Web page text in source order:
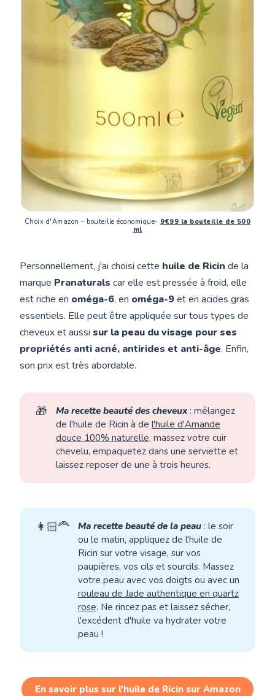
Choix d'Amazon - bouteille économique- 9€99 la bouteille de 500
ml
Personnellement, j'ai choisi cette huile de Ricinde la
marque Pranaturalscar elle est pressée à froid, elle
est riche en oméga-6, en oméga-9et en acides gras
essentiels. Elle peut être appliquée sur tous types de
cheveux et aussi sur la peau du visage pour ses
propriétés anti acné, antirides et anti-âge. Enfin,
son prix est très abordable.
🎁 Ma recette beauté des cheveux: mélangez
de l'huile de Ricin à de l'huile d'Amande
douce 100% naturelle, massez votre cuir
chevelu, empaquetez dans une serviette et
laissez reposer de une à trois heures.
👩🏻‍🦰 Ma recette beauté de la peau: le soir
ou le matin, appliquez de l'huile de
Ricin sur votre visage, sur vos
paupières, vos cils et sourcils. Massez
votre peau avec vos doigts ou avec un
rouleau de Jade authentique en quartz
rose. Ne rincez pas et laissez sécher,
l'excédent d'huile va hydrater votre
peau !
En savoir plus sur l'huile de Ricin sur Amazon